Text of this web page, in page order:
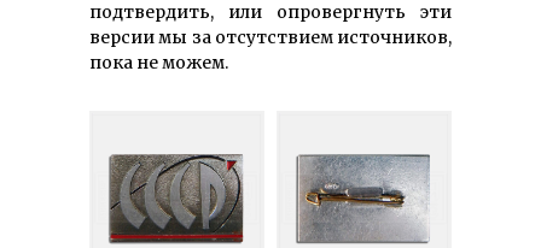
подтвердить, или опровергнуть эти
версии мы за отсутствием источников,
пока не можем.